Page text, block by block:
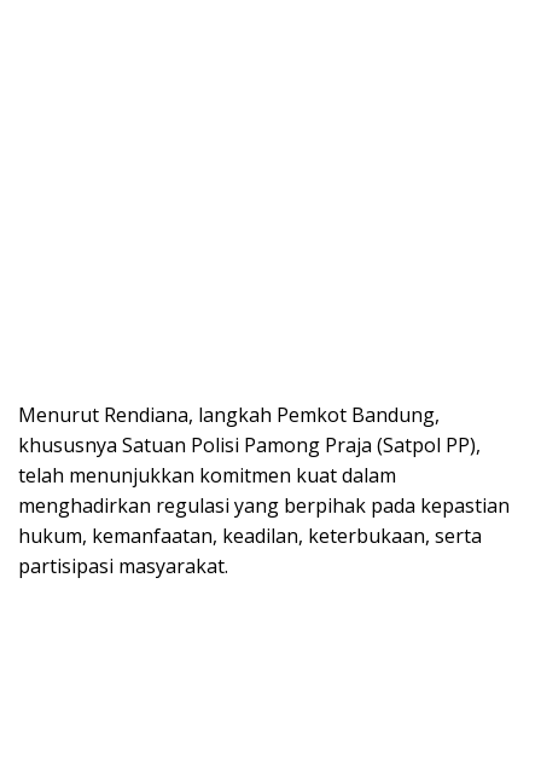
Menurut Rendiana, langkah Pemkot Bandung,
khususnya Satuan Polisi Pamong Praja (Satpol PP),
telah menunjukkan komitmen kuat dalam
menghadirkan regulasi yang berpihak pada kepastian
hukum, kemanfaatan, keadilan, keterbukaan, serta
partisipasi masyarakat.